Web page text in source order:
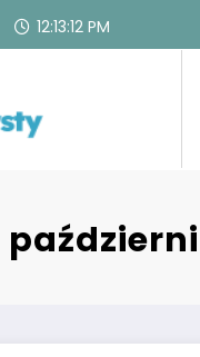
12:13:13 PM